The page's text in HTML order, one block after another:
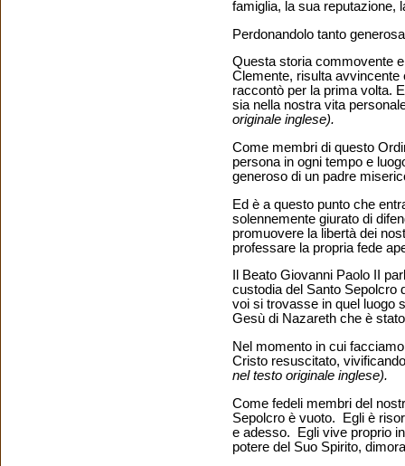
famiglia, la sua reputazione,
Perdonandolo tanto
Questa storia commovente
Clemente, risulta avvincente
raccontò per la prima volta.
sia nella nostra vita
originale inglese).
Come membri di questo
persona in ogni tempo e
generoso di un padre
Ed è a questo punto che
solennemente giurato di
promuovere la libertà dei
professare la propria fede
Il Beato Giovanni Paolo II
custodia del Santo Sepolcro
voi si trovasse in quel luogo
Gesù di Nazareth che è
Nel momento in cui
Cristo resuscitato,
nel testo originale inglese).
Come fedeli membri del
Sepolcro è vuoto. Egli è
e adesso. Egli vive proprio
potere del Suo Spirito,